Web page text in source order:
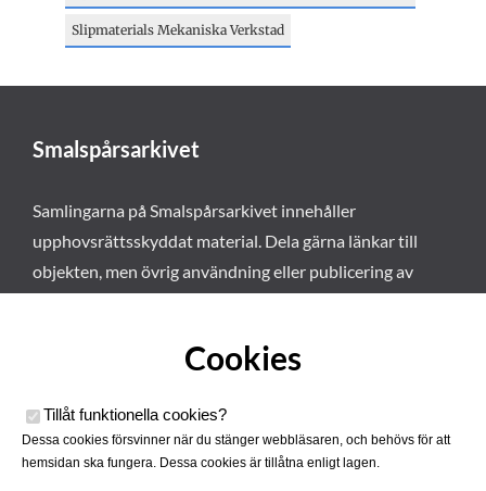
Slipmaterials Mekaniska Verkstad
Smalspårsarkivet
Samlingarna på Smalspårsarkivet innehåller
upphovsrättsskyddat material. Dela gärna länkar till
objekten, men övrig användning eller publicering av
Cookies
Tillåt funktionella cookies?
Dessa cookies försvinner när du stänger webbläsaren, och behövs för att
hemsidan ska fungera. Dessa cookies är tillåtna enligt lagen.